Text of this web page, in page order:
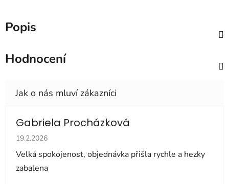
Popis
Hodnocení
Gabriela Procházková
Hodnocení obchodu je 5 z 5 hvězdiček.
19.2.2026
Velká spokojenost, objednávka přišla rychle a hezky
zabalena